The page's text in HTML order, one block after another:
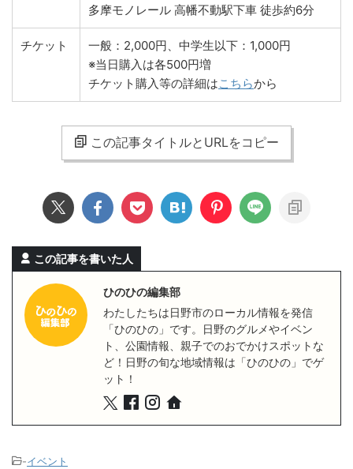
多摩モノレール 高幡不動駅下車 徒歩約6分
チケット
一般：2,000円、中学生以下：1,000円
※当日購入は各500円増
チケット購入等の詳細はこちらから
この記事タイトルとURLをコピー
この記事を書いた人
ひのひの編集部
わたしたちは日野市のローカル情報を発信
「ひのひの」です。日野のグルメやイベン
ト、公園情報、親子でのおでかけスポットな
ど！日野の旬な地域情報は「ひのひの」でゲ
ット！
-イベント